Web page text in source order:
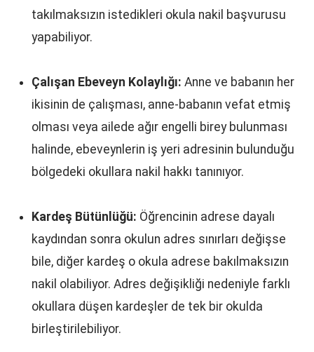
takılmaksızın istedikleri okula nakil başvurusu
yapabiliyor.
Çalışan Ebeveyn Kolaylığı: Anne ve babanın her
ikisinin de çalışması, anne-babanın vefat etmiş
olması veya ailede ağır engelli birey bulunması
halinde, ebeveynlerin iş yeri adresinin bulunduğu
bölgedeki okullara nakil hakkı tanınıyor.
Kardeş Bütünlüğü: Öğrencinin adrese dayalı
kaydından sonra okulun adres sınırları değişse
bile, diğer kardeş o okula adrese bakılmaksızın
nakil olabiliyor. Adres değişikliği nedeniyle farklı
okullara düşen kardeşler de tek bir okulda
birleştirilebiliyor.